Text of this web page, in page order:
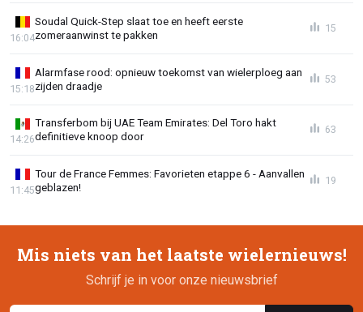
Soudal Quick-Step slaat toe en heeft eerste
zomeraanwinst te pakken
16:04
15
Alarmfase rood: opnieuw toekomst van wielerploeg aan
zijden draadje
15:18
53
Transferbom bij UAE Team Emirates: Del Toro hakt
definitieve knoop door
14:26
63
Tour de France Femmes: Favorieten etappe 6 - Aanvallen
geblazen!
11:45
19
Mis niets van het laatste wielernieuws!
Schrijf je in voor onze nieuwsbrief